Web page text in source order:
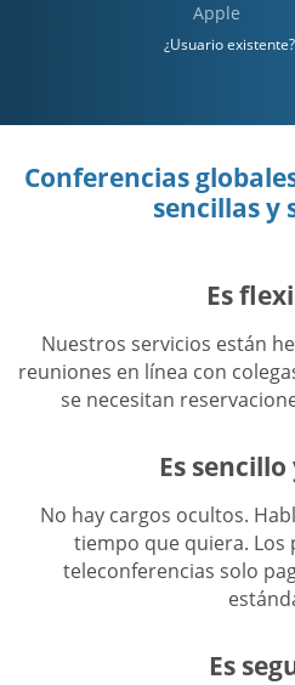
Apple
¿Usuario
Conferencias
sencillas y
Es
Nuestros servicios están
reuniones en línea con
se necesitan
Es
No hay cargos ocultos.
tiempo que quiera. Los
teleconferencias solo
Es